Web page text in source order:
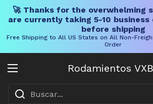
🚀 Thanks for the overwhelming
are currently taking 5-10 business
before shipping
Free Shipping to All US States on All Non-
Order
Rodamientos VXB
Abrir menú